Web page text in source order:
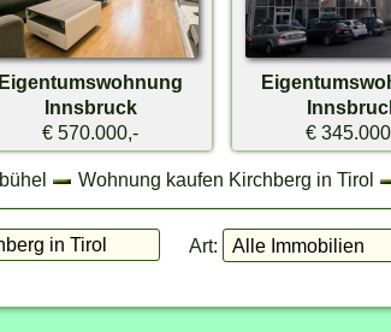
Eigentumswohnung
Innsbruck
€ 570.000,-
€
Wohnung kaufen Kirchberg in Tirol
Art: